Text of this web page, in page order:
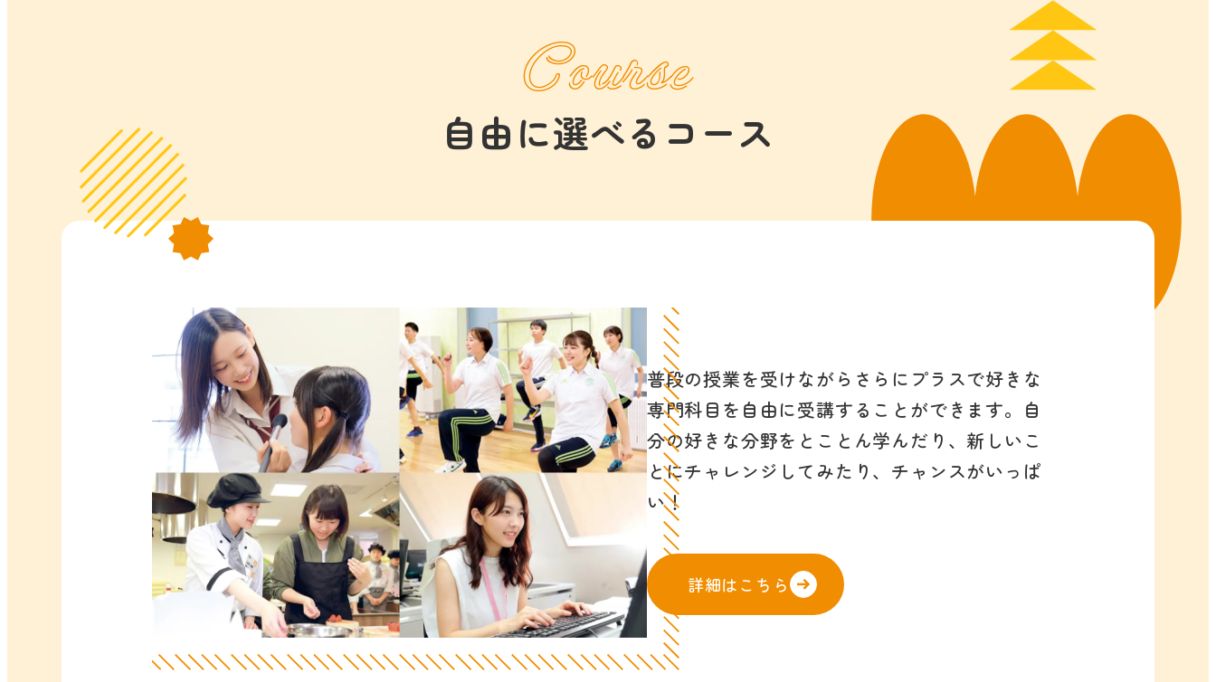
Course
自由に選べるコース
普段の授業を受けながらさらにプラスで好きな
専門科目を自由に受講することができます。自
分の好きな分野をとことん学んだり、新しいこ
とにチャレンジしてみたり、チャンスがいっぱ
い！
詳細はこちら